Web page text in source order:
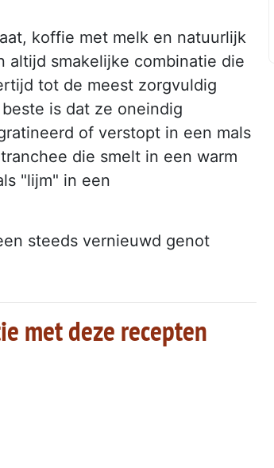
koffie met melk en natuurlijk
altijd smakelijke combinatie die
tot de meest zorgvuldig
is dat ze oneindig
of verstopt in een mals
die smelt in een warm
"lijm" in een
steeds vernieuwd genot
met deze recepten